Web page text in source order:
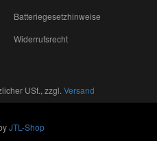
Batteriegesetzhinweise
Widerrufsrecht
USt., zzgl. Versand
JTL-Shop